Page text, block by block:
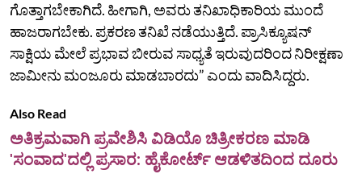
ಗೊತ್ತಾಗಬೇಕಾಗಿದೆ. ಹೀಗಾಗಿ, ಅವರು ತನಿಖಾಧಿಕಾರಿಯ ಮುಂದೆ
ಹಾಜರಾಗಬೇಕು. ಪ್ರಕರಣ ತನಿಖೆ ನಡೆಯುತ್ತಿದೆ. ಪ್ರಾಸಿಕ್ಯೂಷನ್‌
ಸಾಕ್ಷಿಯ ಮೇಲೆ ಪ್ರಭಾವ ಬೀರುವ ಸಾಧ್ಯತೆ ಇರುವುದರಿಂದ ನಿರೀಕ್ಷಣಾ
ಜಾಮೀನು ಮಂಜೂರು ಮಾಡಬಾರದು” ಎಂದು ವಾದಿಸಿದ್ದರು.
Also Read
ಅತಿಕ್ರಮವಾಗಿ ಪ್ರವೇಶಿಸಿ ವಿಡಿಯೊ ಚಿತ್ರೀಕರಣ ಮಾಡಿ
'ಸಂವಾದ'ದಲ್ಲಿ ಪ್ರಸಾರ: ಹೈಕೋರ್ಟ್‌ ಆಡಳಿತದಿಂದ ದೂರು